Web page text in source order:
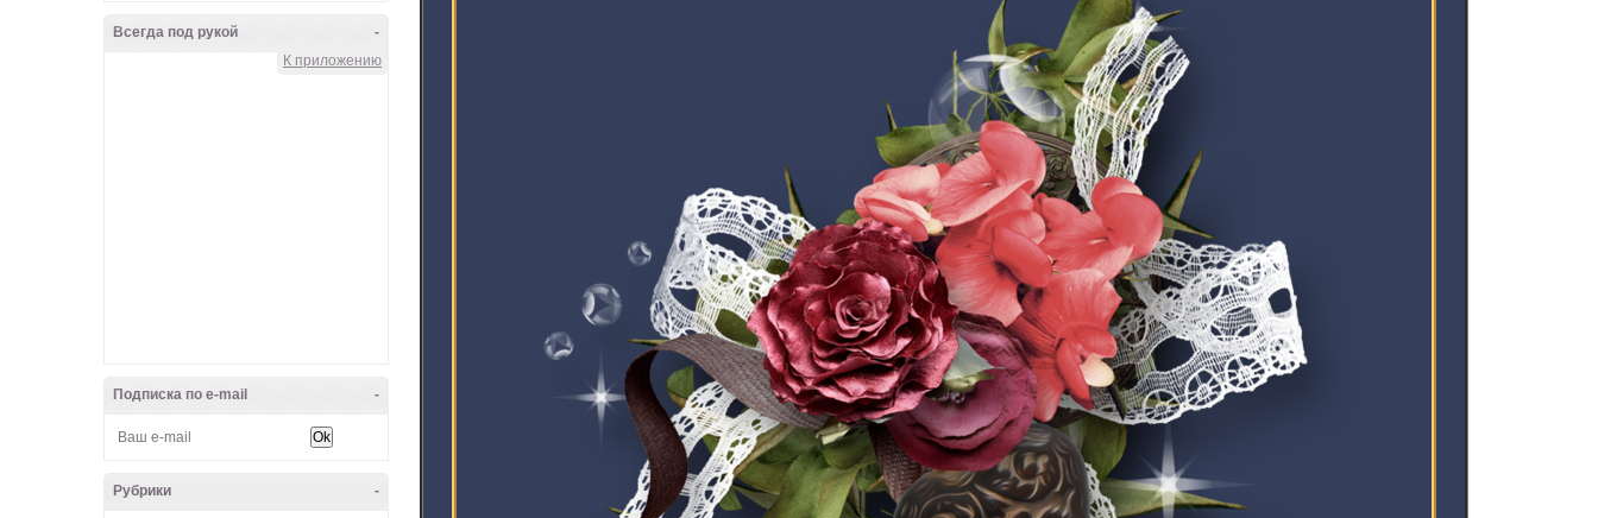
-
Всегда под рукой
К приложению
-
Подписка по e-mail
-
Рубрики